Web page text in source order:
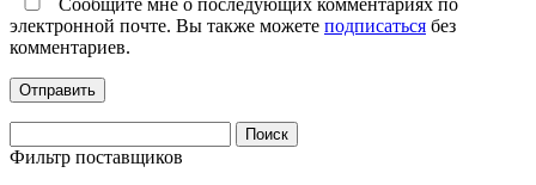
электронной почте. Вы также можете подписаться без
комментариев.
Фильтр поставщиков